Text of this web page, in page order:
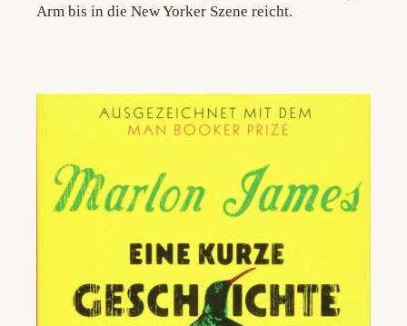
Arm bis in die New Yorker Szene reicht.